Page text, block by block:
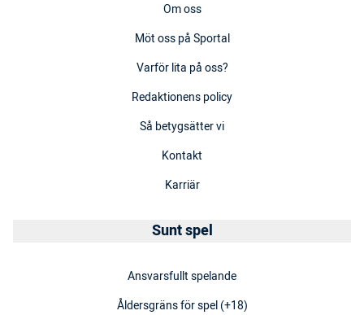
Om oss
Möt oss på Sportal
Varför lita på oss?
Redaktionens policy
Så betygsätter vi
Kontakt
Karriär
Sunt spel
Ansvarsfullt spelande
Åldersgräns för spel (+18)